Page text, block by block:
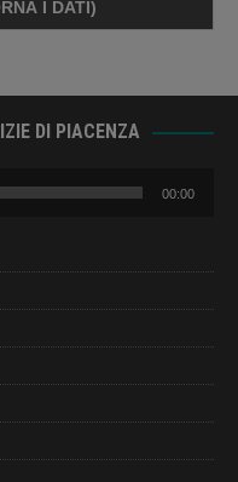
DI PIACENZA
00:00